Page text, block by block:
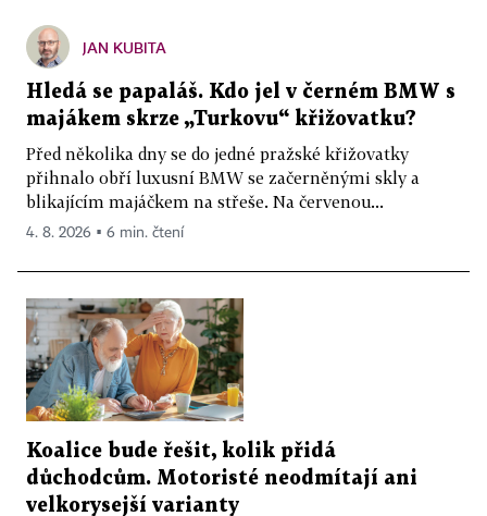
JAN KUBITA
Hledá se papaláš. Kdo jel v černém BMW s
majákem skrze „Turkovu“ křižovatku?
Před několika dny se do jedné pražské křižovatky
přihnalo obří luxusní BMW se začerněnými skly a
blikajícím majáčkem na střeše. Na červenou...
4. 8. 2026 ▪ 6 min. čtení
Koalice bude řešit, kolik přidá
důchodcům. Motoristé neodmítají ani
velkorysejší varianty